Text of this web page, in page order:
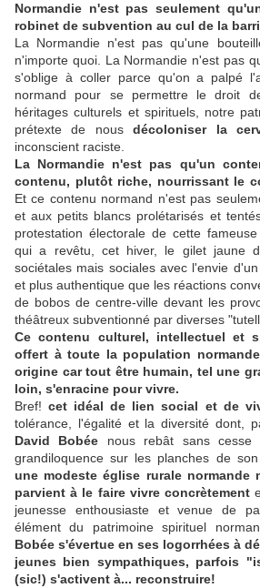
Normandie n'est pas seulement
robinet de subvention au cul de la
La Normandie n'est pas qu'une
n'importe quoi. La Normandie n'est pas
s'oblige à coller parce qu'on a palpé
normand pour se permettre le droit
héritages culturels et spirituels, notre
prétexte de nousdécoloniser la
inconscient raciste.
La Normandie n'est pas qu'un
contenu, plutôt riche, nourrissant le
Et ce contenu normand n'est pas
et aux petits blancs prolétarisés et
protestation électorale de cette
qui a revêtu, cet hiver, le gilet jaune
sociétales mais sociales avec l'envie
et plus authentique que les réactions
de bobos de centre-ville devant les
théâtreux subventionné par diverses
Ce contenu culturel, intellectuel et
offert à toute la population
origine car tout être humain, tel une
loin, s'enracine pour vivre.
Bref!cet idéal de lien social et de
tolérance, l'égalité et la diversité dont,
David Bobée nous rebât sans cesse
grandiloquence sur les planches de son
une modeste église rurale normande
parvient à le faire vivre concrètement
jeunesse enthousiaste et venue de
élément du patrimoine spirituel
Bobée s'évertue en ses logorrhées à
jeunes bien sympathiques, parfois
(sic!) s'activent à... reconstruire!